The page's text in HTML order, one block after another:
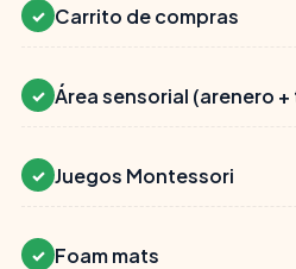
✓ Carrito de compras
✓ Área sensorial (arenero
✓ Juegos Montessori
✓ Foam mats